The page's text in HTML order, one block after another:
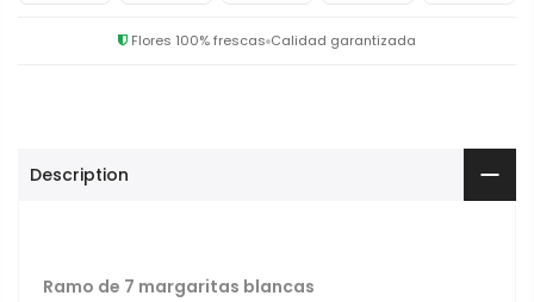
Flores 100% frescas Calidad garantizada
Description
Ramo de 7 margaritas blancas